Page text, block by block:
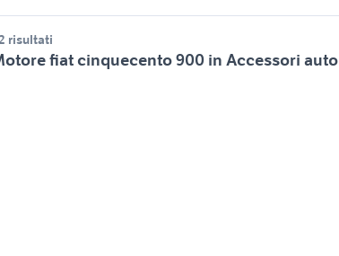
risultati
fiat cinquecento 900 in Accessori auto